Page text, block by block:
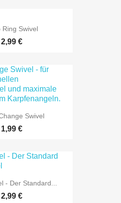
Ring Swivel
2,99 €
Swivel
1,99 €
- Der Standard...
2,99 €